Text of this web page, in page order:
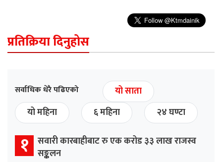
प्रतिक्रिया दिनुहोस
सर्वाधिक धेरै पढिएको
यो साता
यो महिना
६ महिना २४ घण्टा
१ सवारी कारबाहीबाट रु एक करोड ३३ लाख राजस्व
सङ्कलन